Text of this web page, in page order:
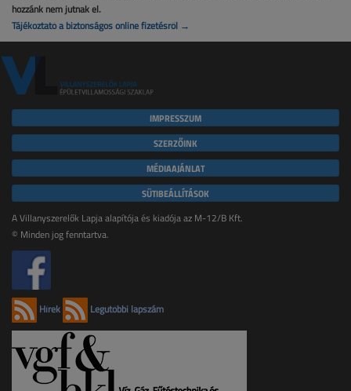
hozzánk nem jutnak el.
Tájékoztató a biztonságos online fizetésről →
IMPRESSZUM
SZERZŐINK
MÉDIAAJÁNLAT
SÜTIBEÁLLÍTÁSOK
A Villanyszerelők Lapja alapítója és kiadója az M-12/B Kft.
© Minden jog fenntartva.
Hírek Legutóbbi lapszám